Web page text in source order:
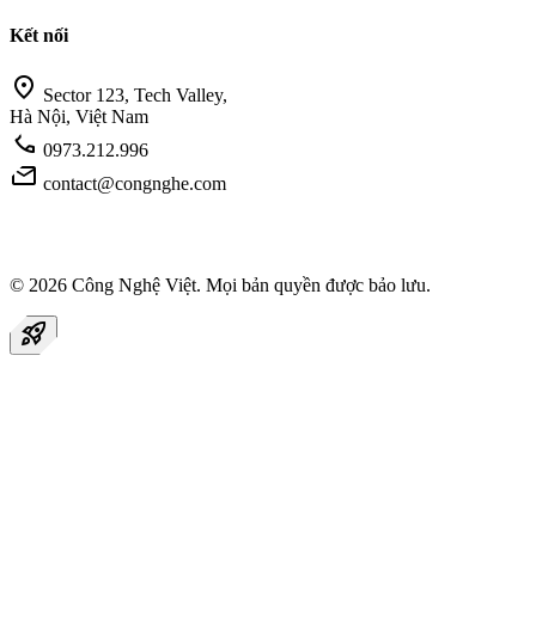
Kết nối
location_on Sector 123, Tech Valley,
Hà Nội, Việt Nam
call 0973.212.996
mail contact@congnghe.com
© 2026 Công Nghệ Việt. Mọi bản quyền được bảo lưu.
rocket_launch